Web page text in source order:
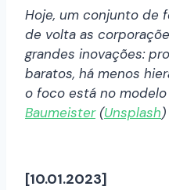
Hoje, um conjunto de
de volta as
grandes inovações:
baratos, há menos
o foco está no
Baumeister(Unsplash)
[10.01.2023]